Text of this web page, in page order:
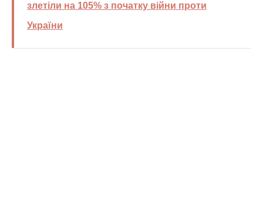
злетіли на 105% з початку війни проти
України